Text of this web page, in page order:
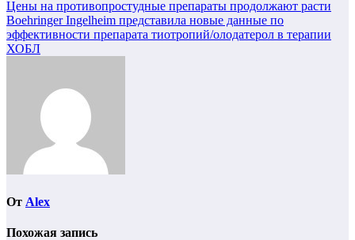
Навигация
по
записям
Цены на противопростудные препараты продолжают расти
Boehringer Ingelheim представила новые данные по
эффективности препарата тиотропий/олодатерол в терапии
ХОБЛ
От Alex
Похожая запись